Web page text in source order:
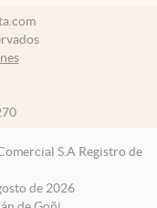
S.A Registro de
de 2026